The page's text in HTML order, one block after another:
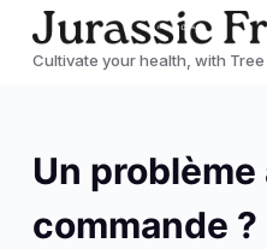
P
a
a
Cultivate your health, with
Un problème
commande ?